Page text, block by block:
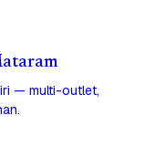
— multi-outlet,